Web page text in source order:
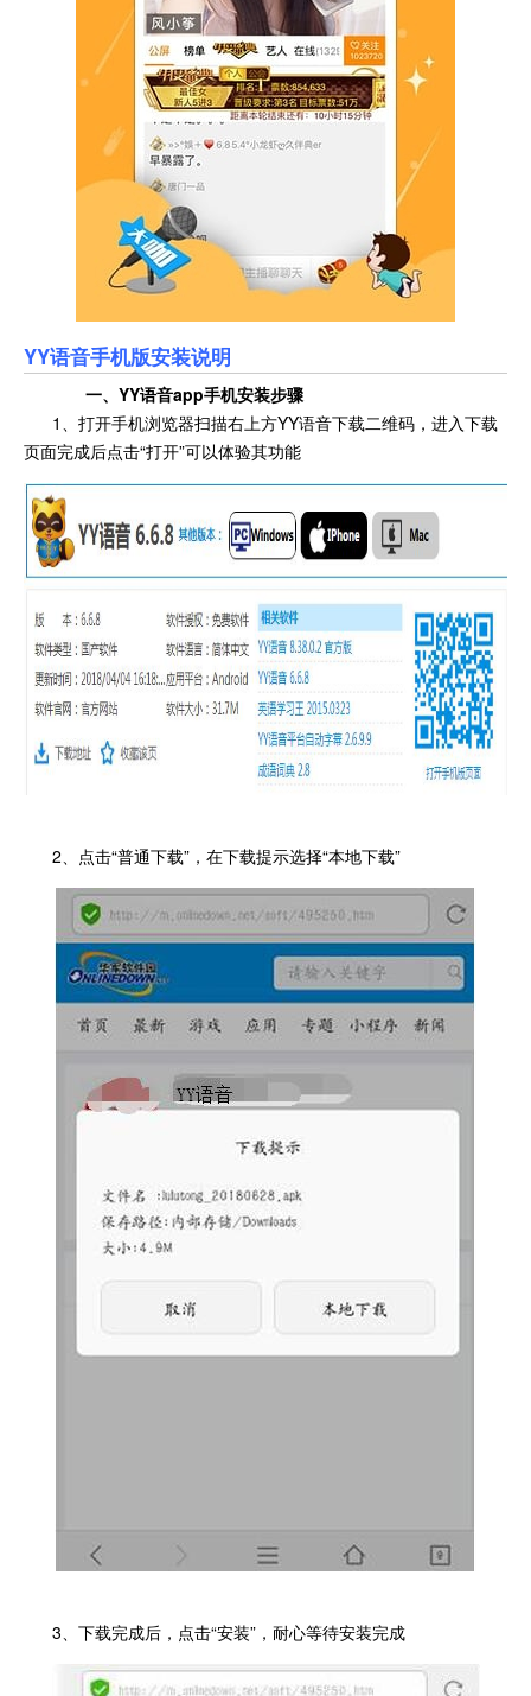
YY语音手机版安装说明
一、YY语音app手机安装步骤
1、打开手机浏览器扫描右上方YY语音下载二维码，进入下载
页面完成后点击“打开”可以体验其功能
2、点击“普通下载”，在下载提示选择“本地下载”
3、下载完成后，点击“安装”，耐心等待安装完成